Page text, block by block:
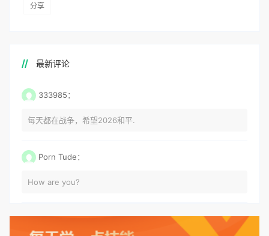
分享
最新评论
333985：
每天都在战争，希望2026和平.
Porn Tude：
How are you?